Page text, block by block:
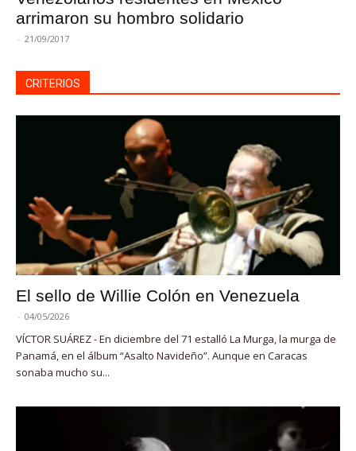
arrimaron su hombro solidario
- 21/09/2017
CRITERIOS
El sello de Willie Colón en Venezuela
- 04/05/2026
VÍCTOR SUÁREZ - En diciembre del 71 estalló La Murga, la murga de
Panamá, en el álbum “Asalto Navideño”. Aunque en Caracas
sonaba mucho su...